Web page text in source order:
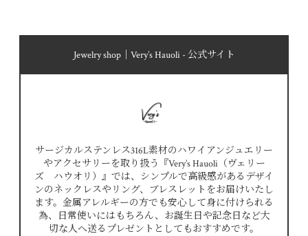
Jewelry shop｜Very’s Hauoli - 公式サイト
サージカルステンレス316L素材のハワイアンジュエリー
やアクセサリーを取り扱う『Very’s Hauoli（ヴェリー
ズ ハウオリ）』では、シンプルで高級感があるデザイ
ンのネックレスやリング、ブレスレットをお届けいたし
ます。金属アレルギーの方でも安心して身に付けられる
為、日常使いにはもちろん、お誕生日や記念日など大
切な人へ送るプレゼントとしてもおすすめです。